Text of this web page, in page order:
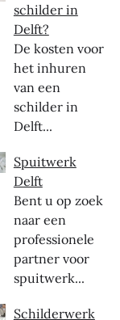
schilder in
Delft?
De kosten voor
het inhuren
van een
schilder in
Delft...
Spuitwerk
Delft
Bent u op zoek
naar een
professionele
partner voor
spuitwerk...
Schilderwerk